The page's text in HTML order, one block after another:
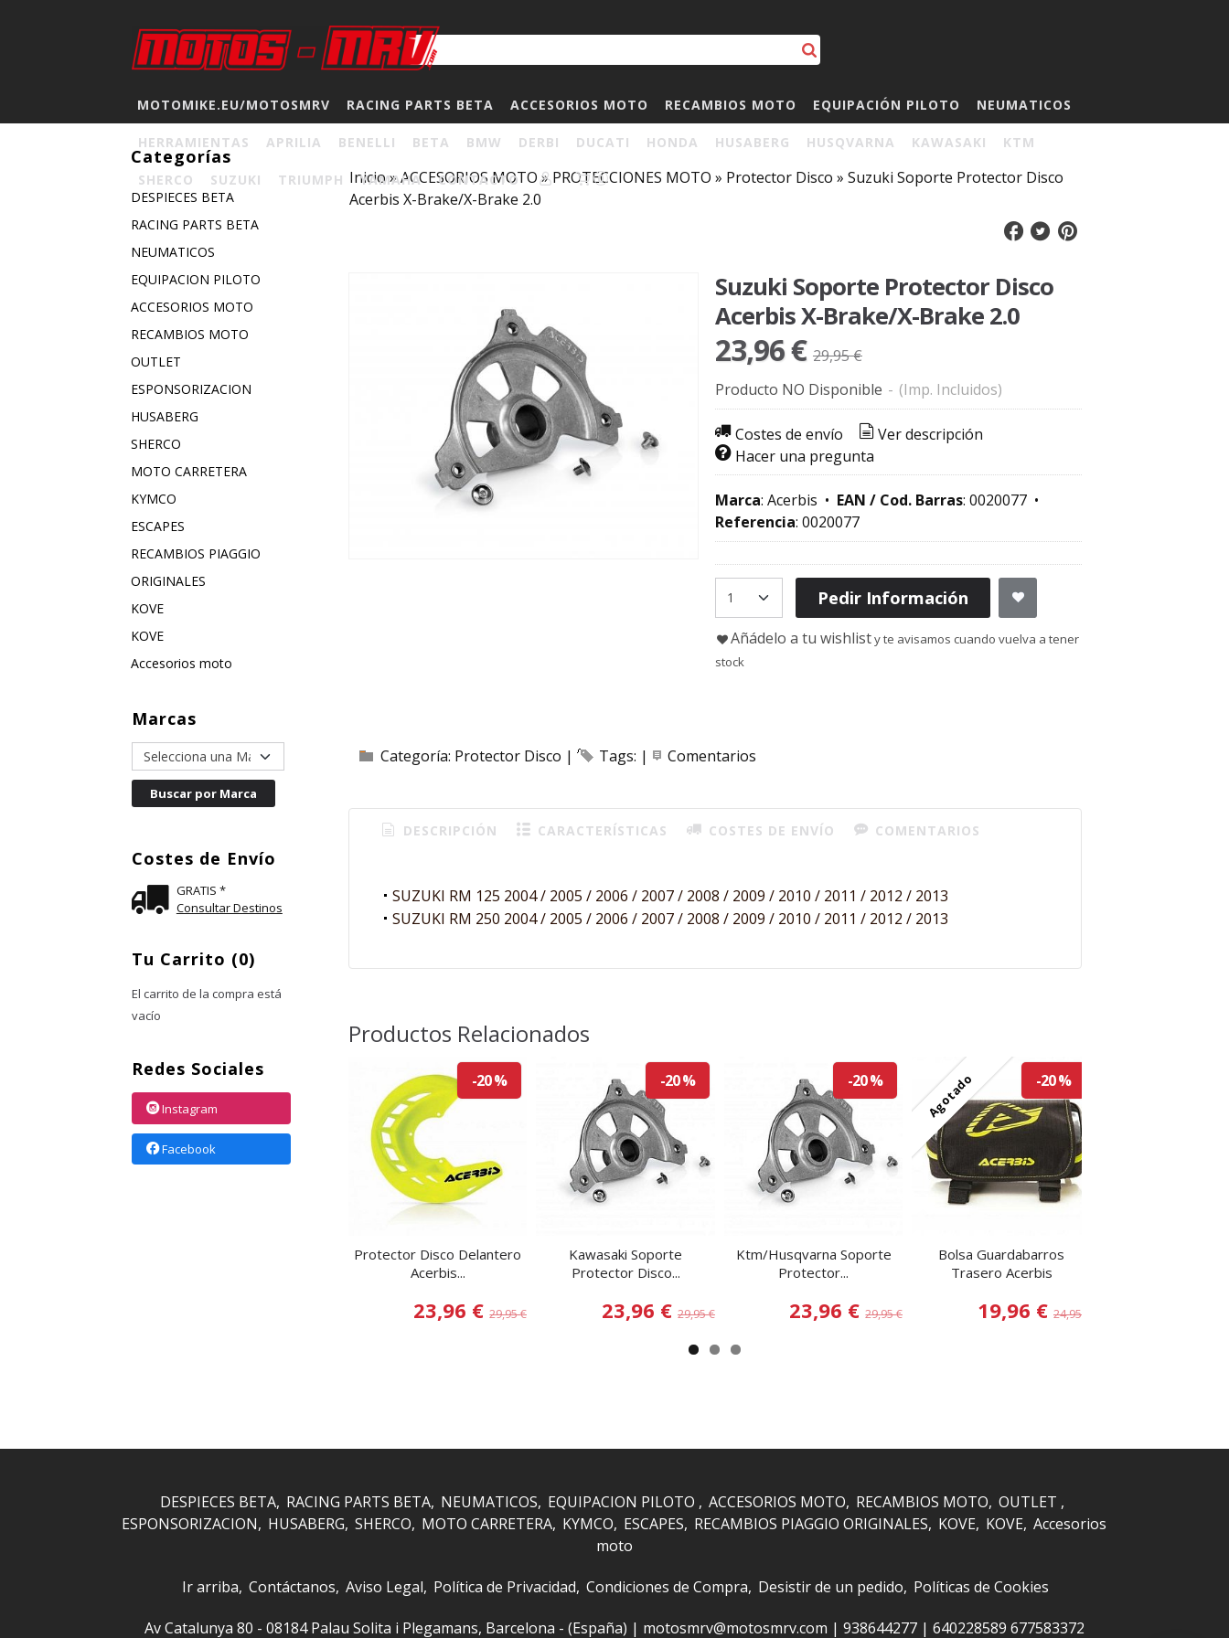
MOTOMIKE.EU/MOTOSMRV RACING PARTS BETA ACCESORIOS MOTO RECAMBIOS MOTO EQUIPACIÓN PILOTO NEUMATICOS
HERRAMIENTAS APRILIA BENELLI BETA BMW DERBI DUCATI HONDA HUSABERG HUSQVARNA KAWASAKI KTM
SHERCO SUZUKI TRIUMPH YAMAHA CONTACTO 0
Categorías
DESPIECES BETA
RACING PARTS BETA
NEUMATICOS
EQUIPACION PILOTO
ACCESORIOS MOTO
RECAMBIOS MOTO
OUTLET
ESPONSORIZACION
HUSABERG
SHERCO
MOTO CARRETERA
KYMCO
ESCAPES
RECAMBIOS PIAGGIO
ORIGINALES
KOVE
KOVE
Accesorios moto
Marcas
Costes de Envío
GRATIS *
Consultar Destinos
Tu Carrito (0)
El carrito de la compra está
vacío
Redes Sociales
Instagram
Facebook
Inicio»ACCESORIOS MOTO»PROTECCIONES MOTO » Protector Disco » Suzuki Soporte Protector Disco
Acerbis X-Brake/X-Brake 2.0
Suzuki Soporte Protector Disco
Acerbis X-Brake/X-Brake 2.0
23,96 € 29,95 €
Producto NO Disponible - (Imp. Incluidos)
Costes de envío
Ver descripción
Hacer una pregunta
Marca: Acerbis • EAN / Cod. Barras: 0020077•
Referencia: 0020077
Pedir Información
Añádelo a tu wishlisty te avisamos cuando vuelva a tener
stock
Categoría: Protector Disco | Tags: | Comentarios
DESCRIPCIÓN CARACTERÍSTICAS COSTES DE ENVÍO COMENTARIOS
SUZUKI RM 125 2004 / 2005 / 2006 / 2007 / 2008 / 2009 / 2010 / 2011 / 2012 / 2013
SUZUKI RM 250 2004 / 2005 / 2006 / 2007 / 2008 / 2009 / 2010 / 2011 / 2012 / 2013
Productos Relacionados
-20 %
Protector Disco Delantero
Acerbis...
23,96 €29,95 €
-20 %
Kawasaki Soporte
Protector Disco...
23,96 € 29,95 €
-20 %
Ktm/Husqvarna Soporte
Protector...
23,96 €29,95 €
Agotado -20 %
Bolsa Guardabarros
Trasero Acerbis
19,96 € 24,95 €
DESPIECES BETA RACING PARTS BETA NEUMATICOS EQUIPACION PILOTO ACCESORIOS MOTO RECAMBIOS MOTO OUTLET
ESPONSORIZACION
HUSABERG SHERCO MOTO CARRETERA KYMCO ESCAPES RECAMBIOS PIAGGIO ORIGINALES KOVE KOVE Accesorios
moto
Ir arriba Contáctanos Aviso Legal Política de Privacidad Condiciones de Compra Desistir de un pedido Políticas de Cookies
Av Catalunya 80 - 08184 Palau Solita i Plegamans, Barcelona - (España) | motosmrv@motosmrv.com | 938644277| 640228589 677583372